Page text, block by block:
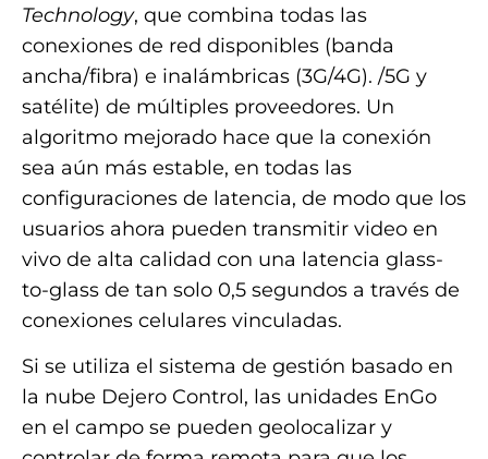
Technology, que combina todas las
conexiones de red disponibles (banda
ancha/fibra) e inalámbricas (3G/4G). /5G y
satélite) de múltiples proveedores. Un
algoritmo mejorado hace que la conexión
sea aún más estable, en todas las
configuraciones de latencia, de modo que los
usuarios ahora pueden transmitir video en
vivo de alta calidad con una latencia glass-
to-glass de tan solo 0,5 segundos a través de
conexiones celulares vinculadas.
Si se utiliza el sistema de gestión basado en
la nube Dejero Control, las unidades EnGo
en el campo se pueden geolocalizar y